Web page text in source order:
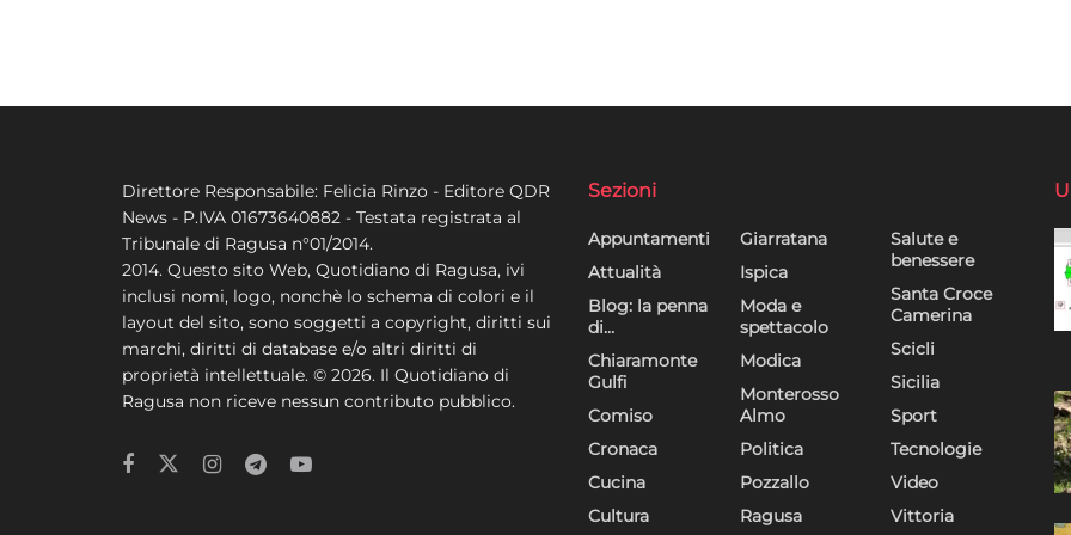
Direttore Responsabile: Felicia Rinzo - Editore QDR
News - P.IVA 01673640882 - Testata registrata al
Tribunale di Ragusa n°01/2014.
2014. Questo sito Web, Quotidiano di Ragusa, ivi
inclusi nomi, logo, nonchè lo schema di colori e il
layout del sito, sono soggetti a copyright, diritti sui
marchi, diritti di database e/o altri diritti di
proprietà intellettuale. © 2026. Il Quotidiano di
Ragusa non riceve nessun contributo pubblico.
Sezioni
Appuntamenti
Attualità
Blog: la penna
di…
Chiaramonte
Gulfi
Comiso
Cronaca
Cucina
Cultura
Giarratana
Ispica
Moda e
spettacolo
Modica
Monterosso
Almo
Politica
Pozzallo
Ragusa
Salute e
benessere
Santa Croce
Camerina
Scicli
Sicilia
Sport
Tecnologie
Video
Vittoria